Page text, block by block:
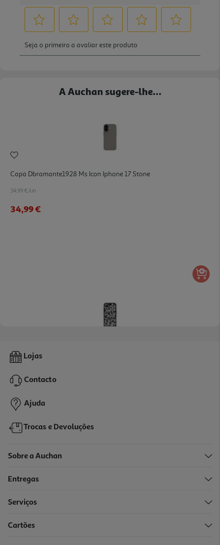
A Auchan sugere-lhe...
Capa Dbramante1928 Ms Icon Iphone 17 Stone
34.99 €/un
34,99 €
Capa Dbramante1928 Ms Icon Iphone 17 Pro Stone
34,99 €
Lojas
Contacto
Ajuda
Trocas e Devoluções
Sobre a Auchan
Entregas
Serviços
Cartões